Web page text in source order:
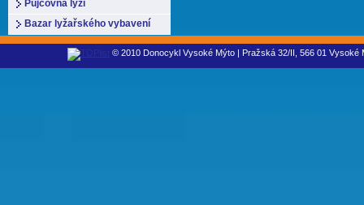
Půjčovna lyží
Bazar lyžařského vybavení
© 2010 Donocykl Vysoké Mýto | Pražská 32/II, 566 01 Vysoké